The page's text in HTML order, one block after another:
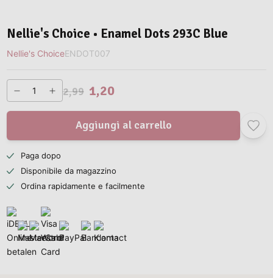
Nellie's Choice • Enamel Dots 293C Blue
Nellie's ChoiceENDOT007
2,99 1,20
Aggiungi al carrello
Paga dopo
Disponibile da magazzino
Ordina rapidamente e facilmente